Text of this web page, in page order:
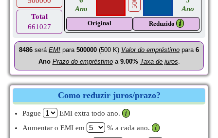
Total
661027
Ano
Ano
Original Reduzido 𝒊
8486 será EMI para 500000 (500 K) Valor do empréstimo para 6
Ano Prazo do empréstimoa 9.00% Taxa de juros.
Como reduzir juros/prazo?
Pague EMI extra todo ano.
𝒊
Aumentar o EMI em
% a cada ano.
𝒊